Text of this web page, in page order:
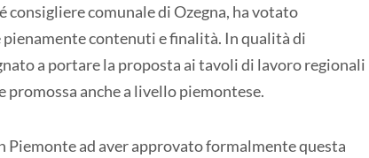
comunale di Ozegna, ha votato
contenuti e finalità. In qualità di
a portare la proposta ai tavoli di lavoro regionali
promossa anche a livello piemontese.
Piemonte ad aver approvato formalmente questa